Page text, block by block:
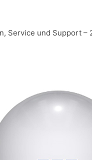
Service und Support –